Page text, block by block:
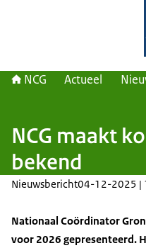
NCG Actueel
NCG maakt
bekend
Nieuwsbericht04-12-2025 |
Nationaal Coördinator
voor 2026 gepresenteerd.